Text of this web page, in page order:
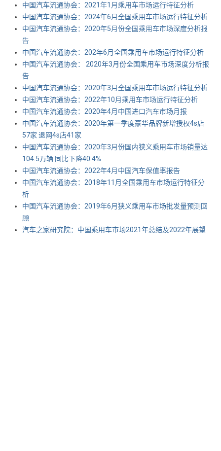
中国汽车流通协会：2021年1月乘用车市场运行特征分析
中国汽车流通协会：2024年6月全国乘用车市场运行特征分析
中国汽车流通协会：2020年5月份全国乘用车市场深度分析报
告
中国汽车流通协会：202年6月全国乘用车市场运行特征分析
中国汽车流通协会： 2020年3月份全国乘用车市场深度分析报
告
中国汽车流通协会：2020年3月全国乘用车市场运行特征分析
中国汽车流通协会：2022年10月乘用车市场运行特征分析
中国汽车流通协会：2020年4月中国进口汽车市场月报
中国汽车流通协会：2020年第一季度豪华品牌新增授权4s店
57家 退网4s店41家
中国汽车流通协会：2020年3月份国内狭义乘用车市场销量达
104.5万辆 同比下降40.4%
中国汽车流通协会：2022年4月中国汽车保值率报告
中国汽车流通协会：2018年11月全国乘用车市场运行特征分
析
中国汽车流通协会：2019年6月狭义乘用车市场批发量预测回
顾
汽车之家研究院：中国乘用车市场2021年总结及2022年展望